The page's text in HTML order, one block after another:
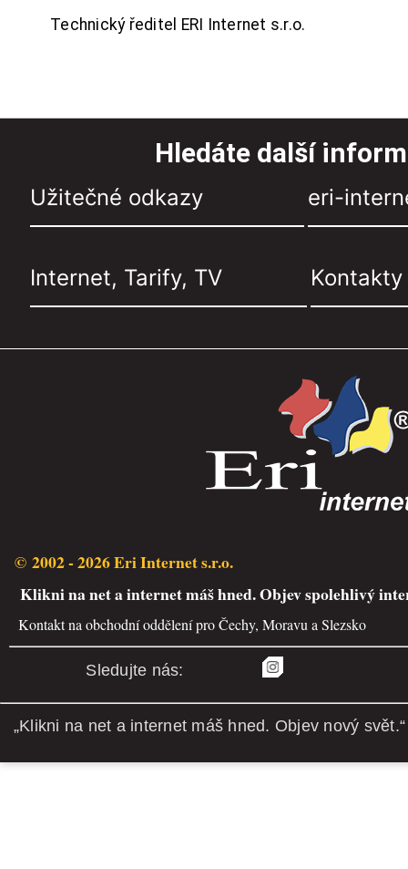
Technický ředitel ERI Internet s.r.o.
Hledáte další
Užitečné odkazy eri-
Internet, Tarify, TV Kontakty
© 2002 - 2026 Eri Internet s.r.o.
Klikni na net a internet máš hned. Objev spolehlivý
Kontakt na obchodní oddělení pro Čechy, Moravu a Slezsko
Sledujte nás:
„Klikni na net a internet máš hned. Objev nový svět.“